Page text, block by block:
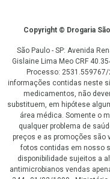
CopyrightCopyright © Drogaria
São Paulo - SP: Avenida
Gislaine Lima Meo CRF
Processo:
informações contidas neste
medicamentos, não
substituem, em hipótese
área médica. Somente o
qualquer problema de
preços e as promoções são
fotos contidas em nosso
disponibilidade sujeitos a
antimicrobianos vendas